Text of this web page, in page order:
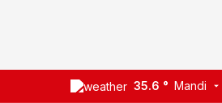
35.6 ° Mandi